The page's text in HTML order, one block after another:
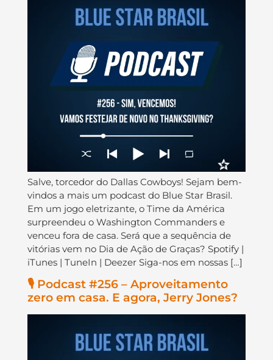
Salve, torcedor do Dallas Cowboys! Sejam bem-
vindos a mais um podcast do Blue Star Brasil.
Em um jogo eletrizante, o Time da América
surpreendeu o Washington Commanders e
venceu fora de casa. Será que a sequência de
vitórias vem no Dia de Ação de Graças? Spotify |
iTunes | TuneIn | Deezer Siga-nos em nossas […]
🎙️ Podcast #256 – Aproveitamento
zero em casa. E agora, Jerry Jones?